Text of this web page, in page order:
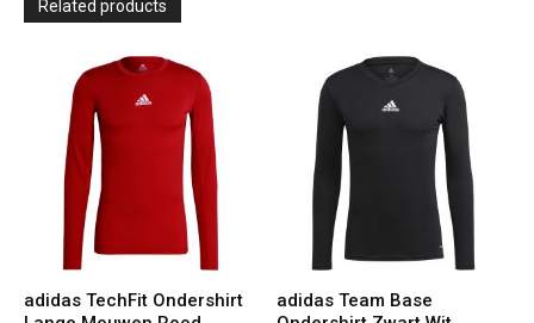
Related products
adidas TechFit Ondershirt
adidas Team Base